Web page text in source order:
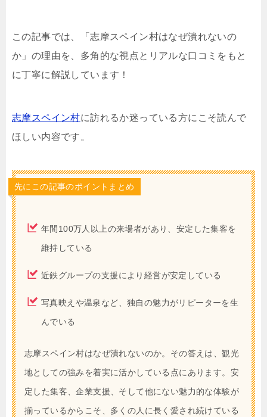
この記事では、「志摩スペイン村はなぜ潰れないの
か」の理由を、多角的な視点とリアルな口コミをもと
に丁寧に解説しています！
志摩スペイン村に訪れるか迷っている方にこそ読んで
ほしい内容です。
先にこの記事のポイントまとめ
年間100万人以上の来場者があり、安定した集客を
維持している
近鉄グループの支援により経営が安定している
写真映えや温泉など、独自の魅力がリピーターを生
んでいる
志摩スペイン村はなぜ潰れないのか。その答えは、観光
地としての強みを着実に活かしている点にあります。安
定した集客、企業支援、そして他にない魅力的な体験が
揃っているからこそ、多くの人に長く愛され続けている